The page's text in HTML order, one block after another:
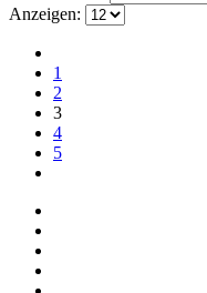
Anzeigen:
1
2
3
4
5